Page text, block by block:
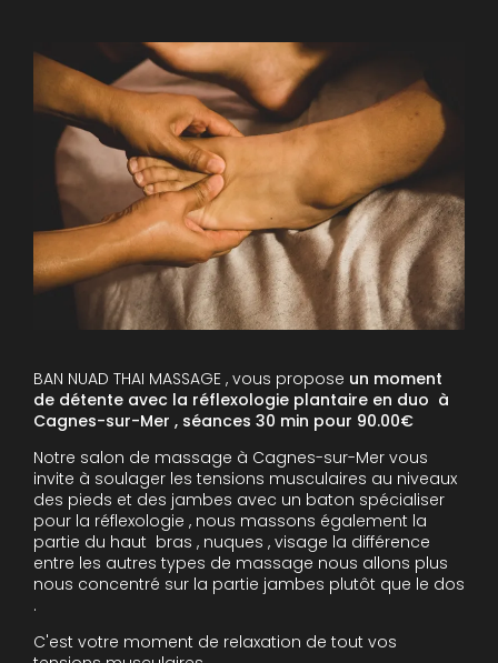
BAN NUAD THAI MASSAGE , vous propose un moment
de détente avec la réflexologie plantaire en duo à
Cagnes-sur-Mer , séances 30 min pour 90.00€
Notre salon de massage à Cagnes-sur-Mer vous
invite à soulager les tensions musculaires au niveaux
des pieds et des jambes avec un baton spécialiser
pour la réflexologie , nous massons également la
partie du haut bras , nuques , visage la différence
entre les autres types de massage nous allons plus
nous concentré sur la partie jambes plutôt que le dos
.
C'est votre moment de relaxation de tout vos